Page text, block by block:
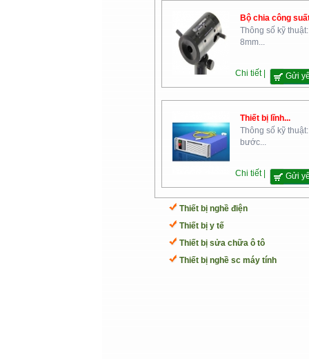
Bộ chia công
Thông số kỹ
8mm...
Chi tiết | Gửi
Thiết bị lĩnh...
Thông số kỹ
bước...
Chi tiết | Gửi
Thiết bị nghề điện
Thiết bị y tế
Thiết bị sửa chữa ô tô
Thiết bị nghề sc máy tính